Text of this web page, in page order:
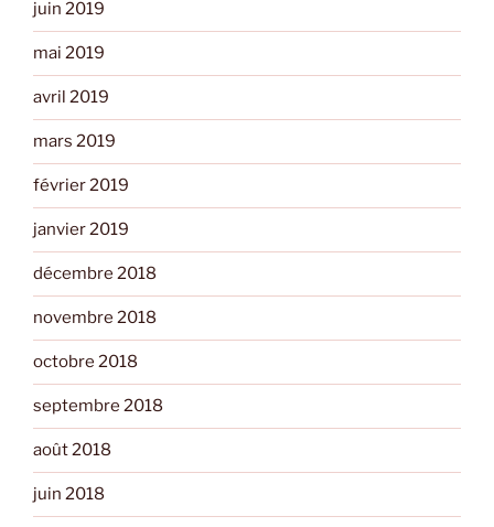
juin 2019
mai 2019
avril 2019
mars 2019
février 2019
janvier 2019
décembre 2018
novembre 2018
octobre 2018
septembre 2018
août 2018
juin 2018